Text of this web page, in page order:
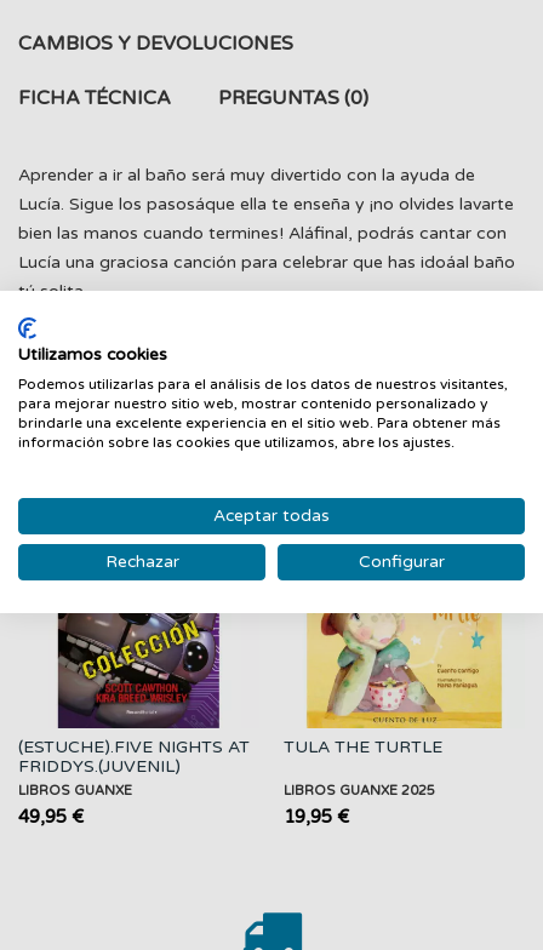
CAMBIOS Y DEVOLUCIONES
FICHA TÉCNICA PREGUNTAS (0)
Aprender a ir al baño será muy divertido con la ayuda de
Lucía. Sigue los pasosáque ella te enseña y ¡no olvides lavarte
bien las manos cuando termines! Aláfinal, podrás cantar con
Lucía una graciosa canción para celebrar que has idoáal baño
tú solita.
PRODUCTOS RELACIONADOS
Nuevo
(ESTUCHE).FIVE NIGHTS AT
FRIDDYS.(JUVENIL)
LIBROS GUANXE
49,95 €
TULA THE TURTLE
LIBROS GUANXE 2025
19,95 €
Utilizamos cookies
Podemos utilizarlas para el análisis de los datos de nuestros visitantes,
para mejorar nuestro sitio web, mostrar contenido personalizado y
brindarle una excelente experiencia en el sitio web. Para obtener más
información sobre las cookies que utilizamos, abre los ajustes.
Aceptar todas
Rechazar Configurar